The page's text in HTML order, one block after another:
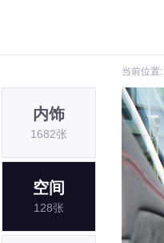
当前位置:
内饰
1682张
空间
128张